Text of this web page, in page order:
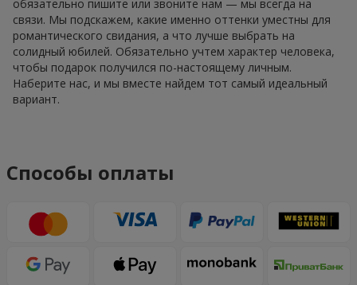
обязательно пишите или звоните нам — мы всегда на
связи. Мы подскажем, какие именно оттенки уместны для
романтического свидания, а что лучше выбрать на
солидный юбилей. Обязательно учтем характер человека,
чтобы подарок получился по-настоящему личным.
Наберите нас, и мы вместе найдем тот самый идеальный
вариант.
Способы оплаты